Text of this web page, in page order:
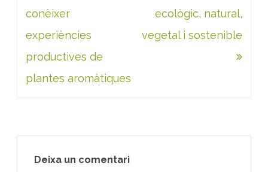
conèixer
experiències
productives de
plantes aromàtiques
ecològic, natural,
vegetal i sostenible
Deixa un comentari